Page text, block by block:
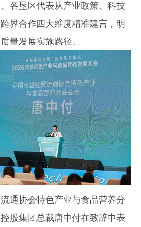
各垦区代表从产业政策、科技
界合作四大维度精准建言，明
量发展实施路径。
协会特色产业与食品营养分
股集团总裁唐中付在致辞中表